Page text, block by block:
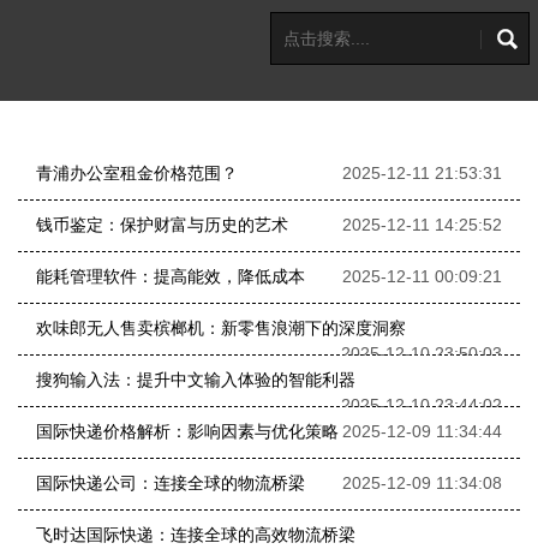
青浦办公室租金价格范围？ 2025-12-11 21:53:31
钱币鉴定：保护财富与历史的艺术 2025-12-11 14:25:52
能耗管理软件：提高能效，降低成本 2025-12-11 00:09:21
欢味郎无人售卖槟榔机：新零售浪潮下的深度洞察
2025-12-10 23:50:03
搜狗输入法：提升中文输入体验的智能利器
2025-12-10 23:44:02
国际快递价格解析：影响因素与优化策略 2025-12-09 11:34:44
国际快递公司：连接全球的物流桥梁 2025-12-09 11:34:08
飞时达国际快递：连接全球的高效物流桥梁